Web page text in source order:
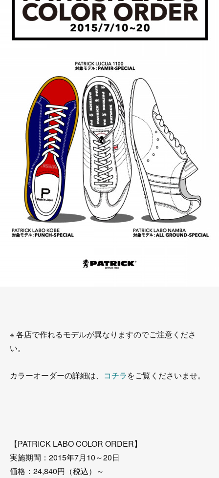
※ 各店で作れるモデルが異なりますのでご注意くださ
い。
カラーオーダーの詳細は、 コチラをご覧くださいませ。
【PATRICK LABO COLOR ORDER】
実施期間：2015年7月10～20日
価格：24,840円（税込）～